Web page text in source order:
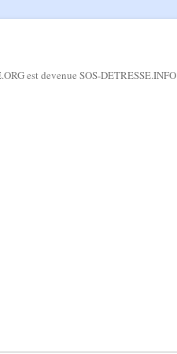
est devenue SOS-DETRESSE.INFO